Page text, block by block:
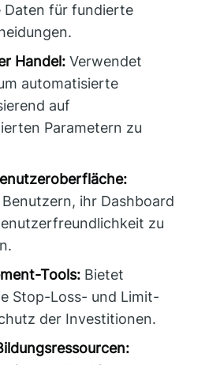
Daten für fundierte
Handel: Verwendet
automatisierte
auf
Parametern zu
ihr Dashboard
zu
Tools: Bietet
Stop-Loss- und Limit-
der Investitionen.